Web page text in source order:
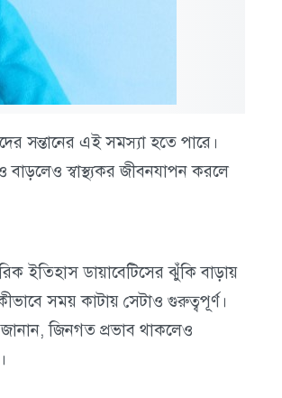
সন্তানের এই সমস্যা হতে পারে।
স্বাস্থ্যকর জীবনযাপন করলে
ইতিহাস ডায়াবেটিসের ঝুঁকি বাড়ায়
সময় কাটায় সেটাও গুরুত্বপূর্ণ।
জিনগত প্রভাব থাকলেও